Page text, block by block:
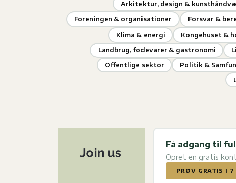
Arkitektur, design &
Foreningen & organisationer Forsvar &
Klima & energi Kongehuset &
Landbrug, fødevarer & gastronomi
Offentlige sektor
Politik &
Få adgang til
Opret en gratis
PRØV GRATIS I 7